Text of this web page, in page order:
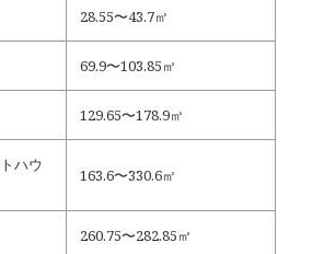
28.55〜43.7㎡
69.9〜103.85㎡
129.65〜178.9㎡
ハウ
163.6〜330.6㎡
260.75〜282.85㎡